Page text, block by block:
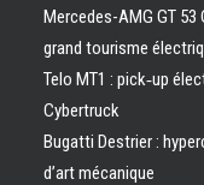
Mercedes-AMG GT 53
grand tourisme
Telo MT1 : pick‑up
Cybertruck
Bugatti Destrier :
d’art mécanique